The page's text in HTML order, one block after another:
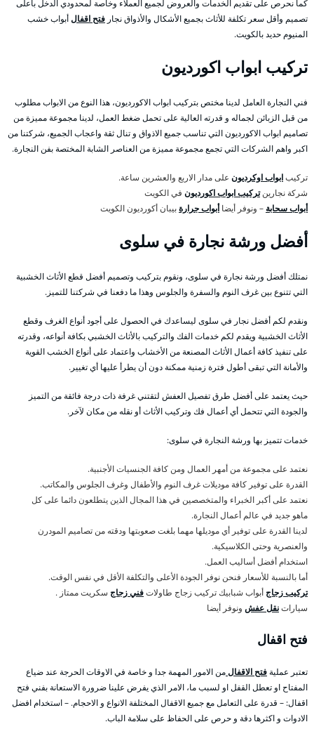
كما نحرص على تقديم الخدمات والعروض لجميع العملاء وخاصة لمحدودي الدخل بأعلى
تصميم وأقل سعر تكلفة للأثاث بجميع الأشكال والأذواق نجار فتح اقفالأبواب خشب
المنيوم حديد بالكويت.
تركيب ابواب اكورديون
فني النجارة العامل لدينا مختص بتركيب ابواب الاكورديون، هذا النوع من الابواب مطلوب
من قبل الزبائن لجماله و قدرته العالية على تحمل ضغط العمل، لدينا مجموعة مميزة من
تصاميم ابواب الاكورديون التي تناسب جميع الاذواق و تنال ثقة واعجاب الجميع، شركتنا من
اكبر واهم الشركات التي تجمع مجموعة مميزة من العناصر الشابة المختصة بفن النجارة.
تركيبابواب اوكرديون على مدار الاربع والعشرين ساعة.
شركة نجارينتركيب ابواب اكورديون في الكويت
أبواب سحابة – ونوفر أيضاأبواب جرارةبيبان أكورديون الكويت
أفضل ورشة نجارة في سلوى
نمتلك أفضل ورشة نجارة في سلوى، ونقوم بتركيب وتصميم أفضل قطع الأثاث الخشبية
التي تتنوع بين غرف النوم والسفرة والجلوس وهذا ما دفعنا في شركتنا للتميز.
ونقدم لكم أفضل نجار في سلوى ليساعدك في الحصول على أجود أنواع الغرف وقطع
الأثاث الخشبية ويقدم لكم خدمات الفك والتركيب بالأثاث الخشبي بكافة أنواعه، وقدرته
على تنفيذ كافة أعمال الأثاث المصنعة من الأخشاب واعتماد على أنواع الخشب القوية
والأمانة التي تبقى أطول فترة زمنية ممكنة دون أن يطرأ عليها أي تغيير.
حيث يعتمد على أفضل طرق تفصيل العفش لتقتني غرفة ذات درجة فائقة من التميز
والجودة التي تتحمل أي أعمال فك وتركيب الأثاث أو نقله من مكان لآخر.
خدمات تتميز بها ورشة النجارة في سلوى:
نعتمد على مجموعة من أمهر العمال ومن كافة الجنسيات الأجنبية.
القدرة على توفير كافة موديلات غرف النوم والأطفال وغرف الجلوس والمكاتب.
نعتمد على أكبر الخبراء والمتخصصين في هذا المجال الذين يتطلعون دائما على كل
ماهو جديد في عالم أعمال النجارة.
لدينا القدرة على توفير أي موديلها مهما بلغت صعوبتها ودقته من تصاميم المودرن
والعنصرية وحتى الكلاسيكية.
استخدام أفضل أساليب العمل.
أما بالنسبة للأسعار فنحن نوفر الجودة الأعلى والتكلفة الأقل في نفس الوقت.
تركيب زجاج أبواب شبابيك تركيب زجاج طاولاتفني زجاج سكريت ممتاز .
سياراتنقل عفش ونوفر أيضا
فتح اقفال
تعتبر عمليةفتح الاقفالمن الامور المهمة جدا و خاصة في الاوقات الحرجة عند ضياع
المفتاح او تعطل القفل او لسبب ما، الامر الذي يفرض علينا ضرورة الاستعانة بفني فتح
اقفال: – قدرة على التعامل مع جميع الاقفال المختلفة الانواع و الاحجام. – استخدام افضل
الادوات و اكثرها دقة و حرص على الحفاظ على سلامة الباب.